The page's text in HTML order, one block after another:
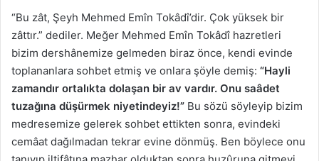
“Bu zât, Şeyh Mehmed Emîn Tokâdî’dir. Çok yüksek bir
zâttır.” dediler. Meğer Mehmed Emîn Tokâdî hazretleri
bizim dershânemize gelmeden biraz önce, kendi evinde
toplananlara sohbet etmiş ve onlara şöyle demiş: “Hayli
zamandır ortalıkta dolaşan bir av vardır. Onu saâdet
tuzağına düşürmek niyetindeyiz!” Bu sözü söyleyip bizim
medresemize gelerek sohbet ettikten sonra, evindeki
cemâat dağılmadan tekrar evine dönmüş. Ben böylece onu